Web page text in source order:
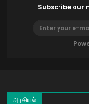
Subscribe our
அரசியல்